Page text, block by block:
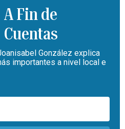
A Fin de
Cuentas
González explica
importantes a nivel local e